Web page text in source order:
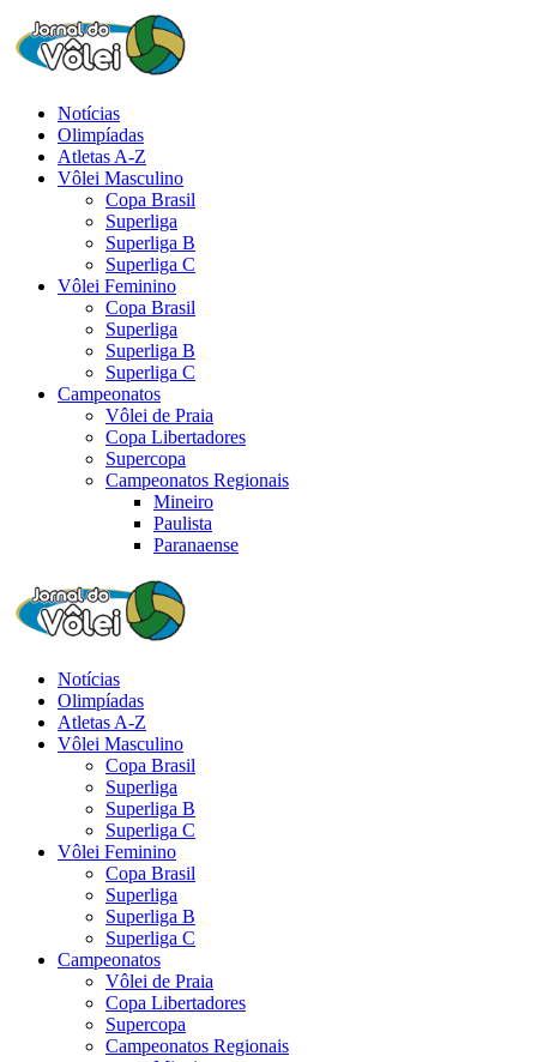
Notícias
Olimpíadas
Atletas A-Z
Vôlei Masculino
Copa Brasil
Superliga
Superliga B
Superliga C
Vôlei Feminino
Copa Brasil
Superliga
Superliga B
Superliga C
Campeonatos
Vôlei de Praia
Copa Libertadores
Supercopa
Campeonatos Regionais
Mineiro
Paulista
Paranaense
Notícias
Olimpíadas
Atletas A-Z
Vôlei Masculino
Copa Brasil
Superliga
Superliga B
Superliga C
Vôlei Feminino
Copa Brasil
Superliga
Superliga B
Superliga C
Campeonatos
Vôlei de Praia
Copa Libertadores
Supercopa
Campeonatos Regionais